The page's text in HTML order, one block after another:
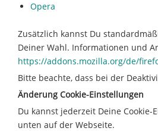
Opera
Zusätzlich kannst Du
Deiner Wahl. Informationen und
https://addons.mozilla.org/de/
Bitte beachte, dass bei der
Änderung Cookie-Einstellungen
Du kannst jederzeit Deine
unten auf der Webseite.